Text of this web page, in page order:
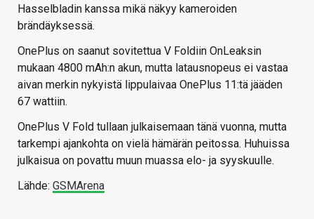
Hasselbladin kanssa mikä näkyy kameroiden
brändäyksessä.
OnePlus on saanut sovitettua V Foldiin OnLeaksin
mukaan 4800 mAh:n akun, mutta latausnopeus ei vastaa
aivan merkin nykyistä lippulaivaa OnePlus 11:tä jääden
67 wattiin.
OnePlus V Fold tullaan julkaisemaan tänä vuonna, mutta
tarkempi ajankohta on vielä hämärän peitossa. Huhuissa
julkaisua on povattu muun muassa elo- ja syyskuulle.
Lähde: GSMArena